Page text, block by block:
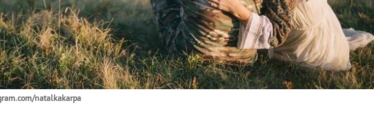
natalkakarpa